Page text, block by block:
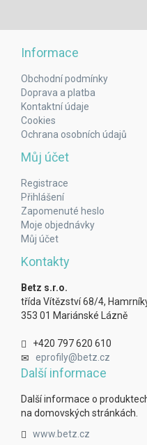
Informace
Obchodní podmínky
Doprava a platba
Kontaktní údaje
Cookies
Ochrana osobních údajů
Můj účet
Registrace
Přihlášení
Zapomenuté heslo
Moje objednávky
Můj účet
Kontakty
Betz s.r.o.
třída Vítězství 68/4,
353 01 Mariánské Lázně
+420 797 620 610
eprofily@betz.cz
Další informace
Další informace o
na domovských stránkách.
www.betz.cz